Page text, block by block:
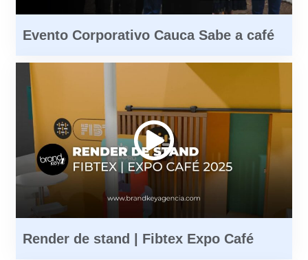
Evento Corporativo Cauca Sabe a café
Render de stand | Fibtex Expo Café